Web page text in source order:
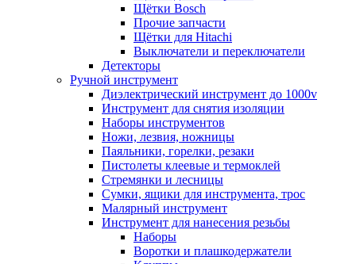
Щётки Bosch
Прочие запчасти
Щётки для Hitachi
Выключатели и переключатели
Детекторы
Ручной инструмент
Диэлектрический инструмент до 1000v
Инструмент для снятия изоляции
Наборы инструментов
Ножи, лезвия, ножницы
Паяльники, горелки, резаки
Пистолеты клеевые и термоклей
Стремянки и лесницы
Сумки, ящики для инструмента, трос
Малярный инструмент
Инструмент для нанесения резьбы
Наборы
Воротки и плашкодержатели